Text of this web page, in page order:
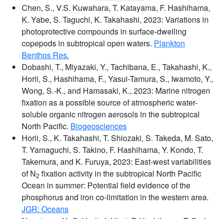
Chen, S., V.S. Kuwahara, T. Katayama, F. Hashihama,
K. Yabe, S. Taguchi, K. Takahashi, 2023: Variations in
photoprotective compounds in surface-dwelling
copepods in subtropical open waters. Plankton
Benthos Res.
Dobashi, T., Miyazaki, Y., Tachibana, E., Takahashi, K.,
Horii, S., Hashihama, F., Yasui-Tamura, S., Iwamoto, Y.,
Wong, S.-K., and Hamasaki, K., 2023: Marine nitrogen
fixation as a possible source of atmospheric water-
soluble organic nitrogen aerosols in the subtropical
North Pacific. Biogeosciences
Horii, S., K. Takahashi, T. Shiozaki, S. Takeda, M. Sato,
T. Yamaguchi, S. Takino, F. Hashihama, Y. Kondo, T.
Takemura, and K. Furuya, 2023: East-west variabilities
of N2 fixation activity in the subtropical North Pacific
Ocean in summer: Potential field evidence of the
phosphorus and iron co-limitation in the western area.
JGR: Oceans